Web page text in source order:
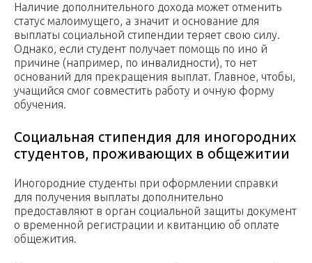
Наличие дополнительного дохода может отменить
статус малоимущего, а значит и основание для
выплаты социальной стипендии теряет свою силу.
Однако, если студент получает помощь по ино й
причине (например, по инвалидности), то нет
оснований для прекращения выплат. Главное, чтобы,
учащийся смог совместить работу и очную форму
обучения.
Социальная стипендия для иногородних
студентов, проживающих в общежитии
Иногородние студенты при оформлении справки
для получения выплаты дополнительно
предоставляют в орган социальной защиты документ
о временной регистрации и квитанцию об оплате
общежития.